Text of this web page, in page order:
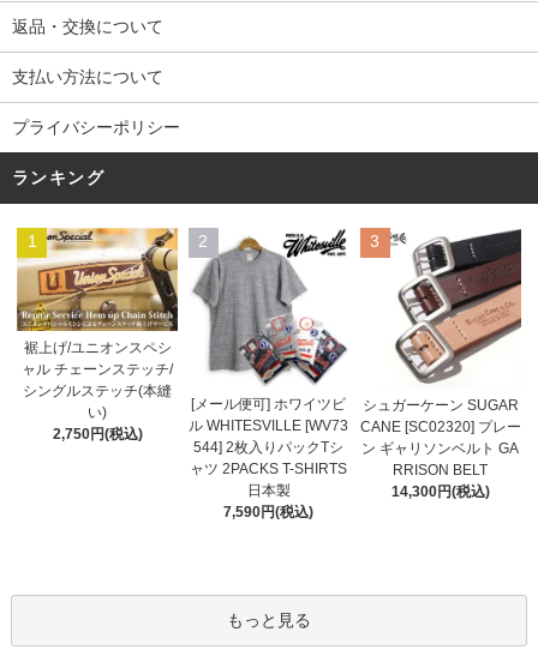
返品・交換について
支払い方法について
プライバシーポリシー
ランキング
1
裾上げ/ユニオンスペシ
ャル チェーンステッチ/
シングルステッチ(本縫
い)
2,750円(税込)
2
[メール便可] ホワイツビ
ル WHITESVILLE [WV73
544] 2枚入りパックTシ
ャツ 2PACKS T-SHIRTS
日本製
7,590円(税込)
3
シュガーケーン SUGAR
CANE [SC02320] プレー
ン ギャリソンベルト GA
RRISON BELT
14,300円(税込)
もっと見る